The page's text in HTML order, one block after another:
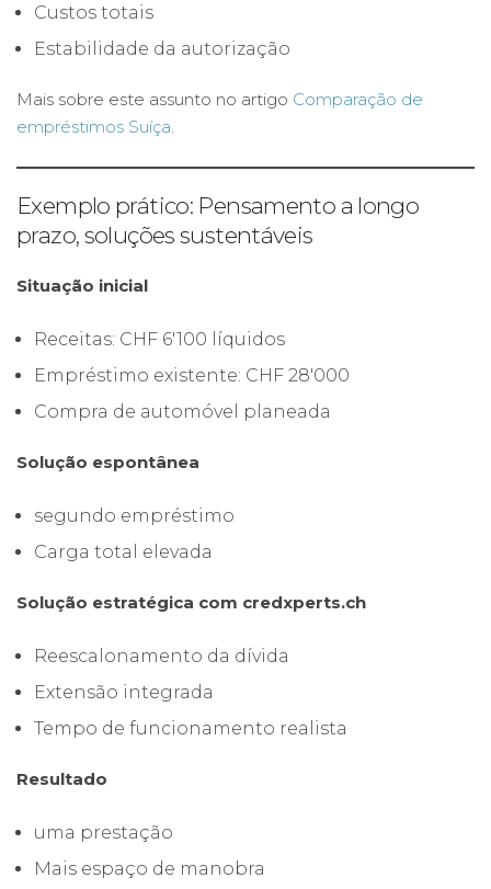
Custos totais
Estabilidade da autorização
Mais sobre este assunto no artigo Comparação de
empréstimos Suíça
Exemplo prático: Pensamento a longo
prazo, soluções sustentáveis
Situação inicial
Receitas: CHF 6'100 líquidos
Empréstimo existente: CHF 28'000
Compra de automóvel planeada
Solução espontânea
segundo empréstimo
Carga total elevada
Solução estratégica com credxperts.ch
Reescalonamento da dívida
Extensão integrada
Tempo de funcionamento realista
Resultado
uma prestação
Mais espaço de manobra